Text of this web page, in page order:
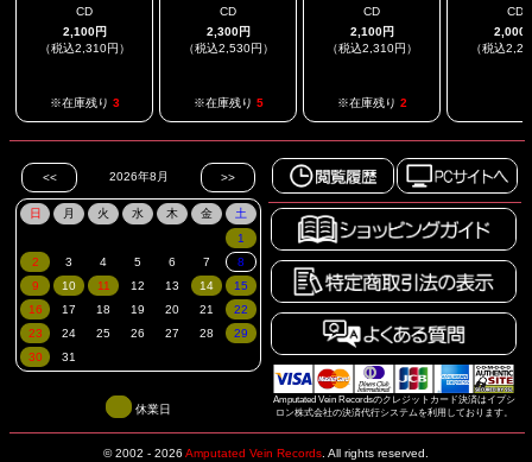
CD
2,100円
（税込2,310円）
※在庫残り 3
CD
2,300円
（税込2,530円）
※在庫残り 5
CD
2,100円
（税込2,310円）
※在庫残り 2
CD
2,000
（税込
Amputated Vein Recordsのクレジットカード決済はイプシ
ロン株式会社の決済代行システムを利用しております。
休業日
© 2002 - 2026 Amputated Vein Records All rights reserved.